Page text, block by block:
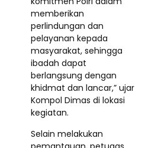
memberikan
perlindungan dan
pelayanan kepada
masyarakat, sehingga
ibadah dapat
berlangsung dengan
khidmat dan lancar,” ujar
Kompol Dimas di lokasi
kegiatan.
Selain melakukan